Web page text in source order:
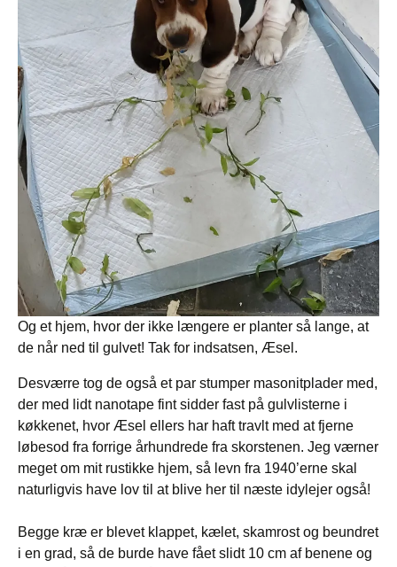
Og et hjem, hvor der ikke længere er planter så lange, at
de når ned til gulvet! Tak for indsatsen, Æsel.
Desværre tog de også et par stumper masonitplader med,
der med lidt nanotape fint sidder fast på gulvlisterne i
køkkenet, hvor Æsel ellers har haft travlt med at fjerne
løbesod fra forrige århundrede fra skorstenen. Jeg værner
meget om mit rustikke hjem, så levn fra 1940’erne skal
naturligvis have lov til at blive her til næste idylejer også!
Begge kræ er blevet klappet, kælet, skamrost og beundret
i en grad, så de burde have fået slidt 10 cm af benene og